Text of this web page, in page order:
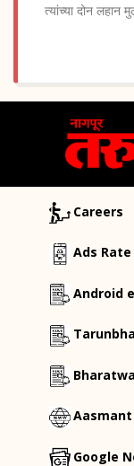
त्यांच्या दोन लहान
Careers
Ads Rate
Android
Aasmant
Google